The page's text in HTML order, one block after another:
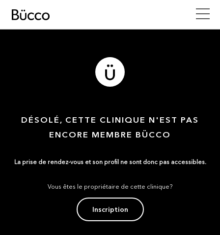
DÉSOLÉ, CETTE CLINIQUE N'EST PAS
ENCORE MEMBRE BÜCCO
La prise de rendez-vous et son profil ne sont donc pas accessibles.
Vous êtes le propriétaire de cette clinique?
Inscription